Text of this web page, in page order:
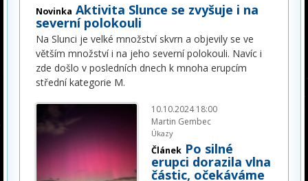
Novinka Aktivita Slunce se zvyšuje i na
severní polokouli
Na Slunci je velké množství skvrn a objevily se ve
větším množství i na jeho severní polokouli. Navíc i
zde došlo v posledních dnech k mnoha erupcím
střední kategorie M.
10.10.2024 18:00
Martin Gembec
Úkazy
Článek Po silné
erupci dorazila vlna
částic, očekáváme